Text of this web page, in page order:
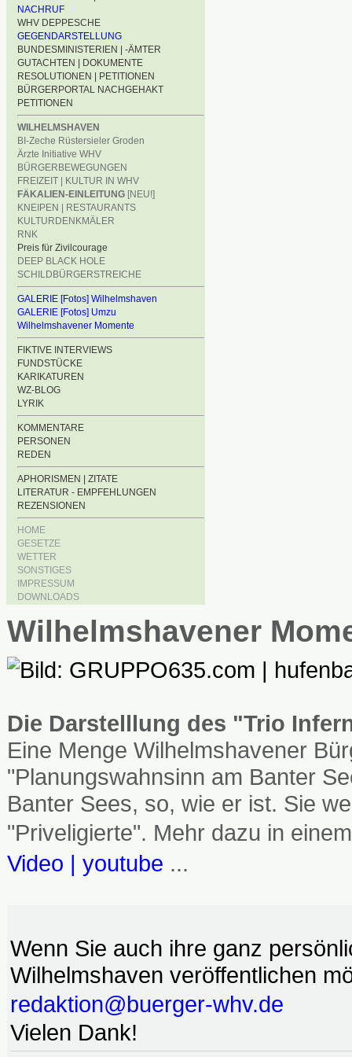
NACHRUF
WHV DEPPESCHE
GEGENDARSTELLUNG
BUNDESMINISTERIEN | -ÄMTER
GUTACHTEN | DOKUMENTE
RESOLUTIONEN | PETITIONEN
BÜRGERPORTAL NACHGEHAKT
PETITIONEN
WILHELMSHAVEN
BI-Zeche Rüstersieler Groden
Ärzte Initiative WHV
BÜRGERBEWEGUNGEN
FREIZEIT | KULTUR IN WHV
FÄKALIEN-EINLEITUNG [NEU!]
KNEIPEN | RESTAURANTS
KULTURDENKMÄLER
RNK
Preis für Zivilcourage
DEEP BLACK HOLE
SCHILDBÜRGERSTREICHE
GALERIE [Fotos] Wilhelmshaven
GALERIE [Fotos] Umzu
Wilhelmshavener Momente
FIKTIVE INTERVIEWS
FUNDSTÜCKE
KARIKATUREN
WZ-BLOG
LYRIK
KOMMENTARE
PERSONEN
REDEN
APHORISMEN | ZITATE
LITERATUR - EMPFEHLUNGEN
REZENSIONEN
HOME
GESETZE
WETTER
SONSTIGES
IMPRESSUM
DOWNLOADS
Wilhelmshavener
Die Darstelllung des "Trio
Eine Menge Wilhelmshavener
"Planungswahnsinn am Banter
Banter Sees, so, wie er ist. Sie
"Priveligierte". Mehr dazu in
Video | youtube ...
Wenn Sie auch ihre ganz
Wilhelmshaven veröffentlichen
redaktion@buerger-whv.de
Vielen Dank!